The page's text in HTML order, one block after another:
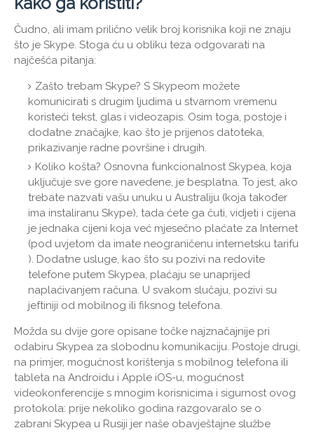
Čudno, ali imam prilično velik broj korisnika koji ne znaju
što je Skype. Stoga ću u obliku teza odgovarati na
najčešća pitanja:
Zašto trebam Skype? S Skypeom možete
komunicirati s drugim ljudima u stvarnom vremenu
koristeći tekst, glas i videozapis. Osim toga, postoje i
dodatne značajke, kao što je prijenos datoteka,
prikazivanje radne površine i drugih.
Koliko košta? Osnovna funkcionalnost Skypea, koja
uključuje sve gore navedene, je besplatna. To jest, ako
trebate nazvati vašu unuku u Australiju (koja također
ima instaliranu Skype), tada ćete ga čuti, vidjeti i cijena
je jednaka cijeni koja već mjesečno plaćate za Internet
(pod uvjetom da imate neograničenu internetsku tarifu
). Dodatne usluge, kao što su pozivi na redovite
telefone putem Skypea, plaćaju se unaprijed
naplaćivanjem računa. U svakom slučaju, pozivi su
jeftiniji od mobilnog ili fiksnog telefona.
Možda su dvije gore opisane točke najznačajnije pri
odabiru Skypea za slobodnu komunikaciju. Postoje drugi,
na primjer, mogućnost korištenja s mobilnog telefona ili
tableta na Androidu i Apple iOS-u, mogućnost
videokonferencije s mnogim korisnicima i sigurnost ovog
protokola: prije nekoliko godina razgovaralo se o
zabrani Skypea u Rusiji jer naše obavještajne službe